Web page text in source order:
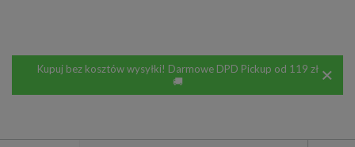
Kupuj bez kosztów wysyłki! Darmowe DPD Pickup od 119 zł
🚚